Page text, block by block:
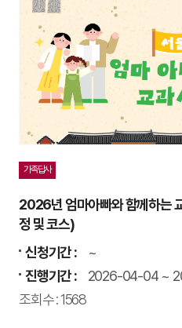
가족답사
2026년 엄마아빠와 함께하는
정 및 코스)
신청기간 :
~
진행기간 :
2026-04-04 ~
조회수 : 1568